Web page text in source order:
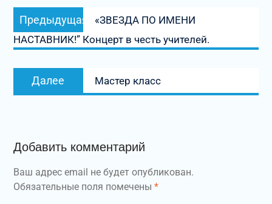
Навигация
по
записям
Предыдущая
запись:
«ЗВЕЗДА ПО ИМЕНИ
НАСТАВНИК!” Концерт в честь учителей.
Далее
запись:
Мастер класс
Добавить комментарий
Ваш адрес email не будет опубликован.
Обязательные поля помечены *